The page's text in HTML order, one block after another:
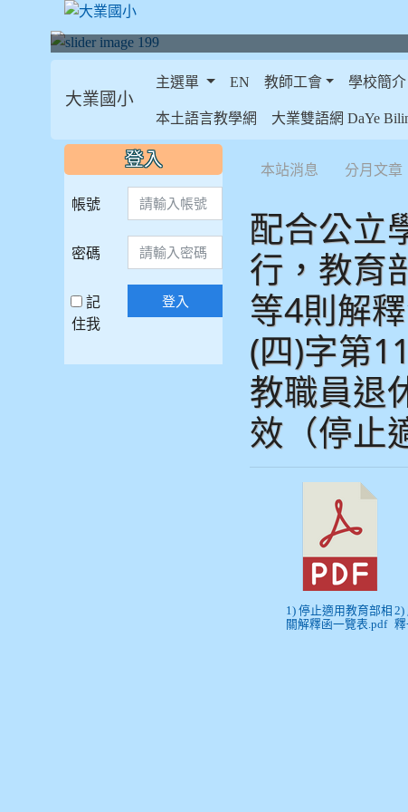
大業國小
主選單 EN 教師工會 學校簡介
本土語言教學網 大業雙語網 DaYe
本站消息 分月文章
配合公立
行，教育
等4則解
(四)字第
教職員退
效（停止
1) 停止適用教育部相
關解釋函一覽表.pdf
2)
::: 登入
帳號
密碼
記
住我
登入